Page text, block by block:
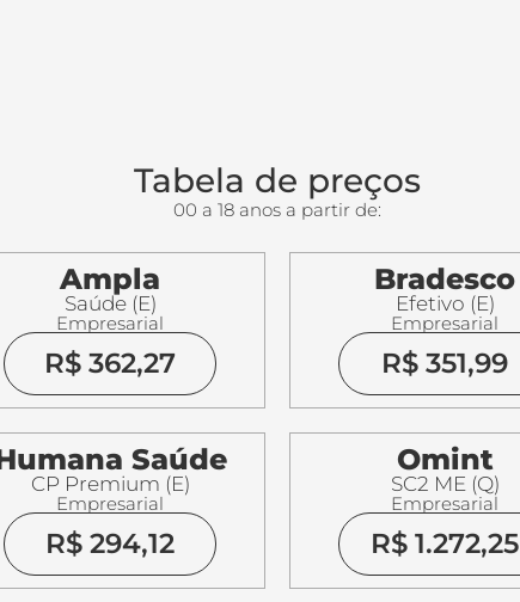
Tabela de preços
00 a 18 anos a partir de:
Ampla
Saúde (E)
Empresarial
R$ 362,27
Bradesco
Efetivo (E)
Empresarial
R$ 351,99
Saúde
CP Premium (E)
Empresarial
R$ 294,12
Omint
SC2 ME (Q)
Empresarial
R$ 1.272,25